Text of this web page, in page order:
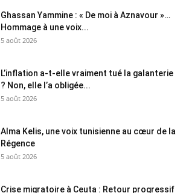
Ghassan Yammine : « De moi à Aznavour »…
Hommage à une voix...
5 août 2026
L’inflation a-t-elle vraiment tué la galanterie
? Non, elle l’a obligée...
5 août 2026
Alma Kelis, une voix tunisienne au cœur de la
Régence
5 août 2026
Crise migratoire à Ceuta : Retour progressif